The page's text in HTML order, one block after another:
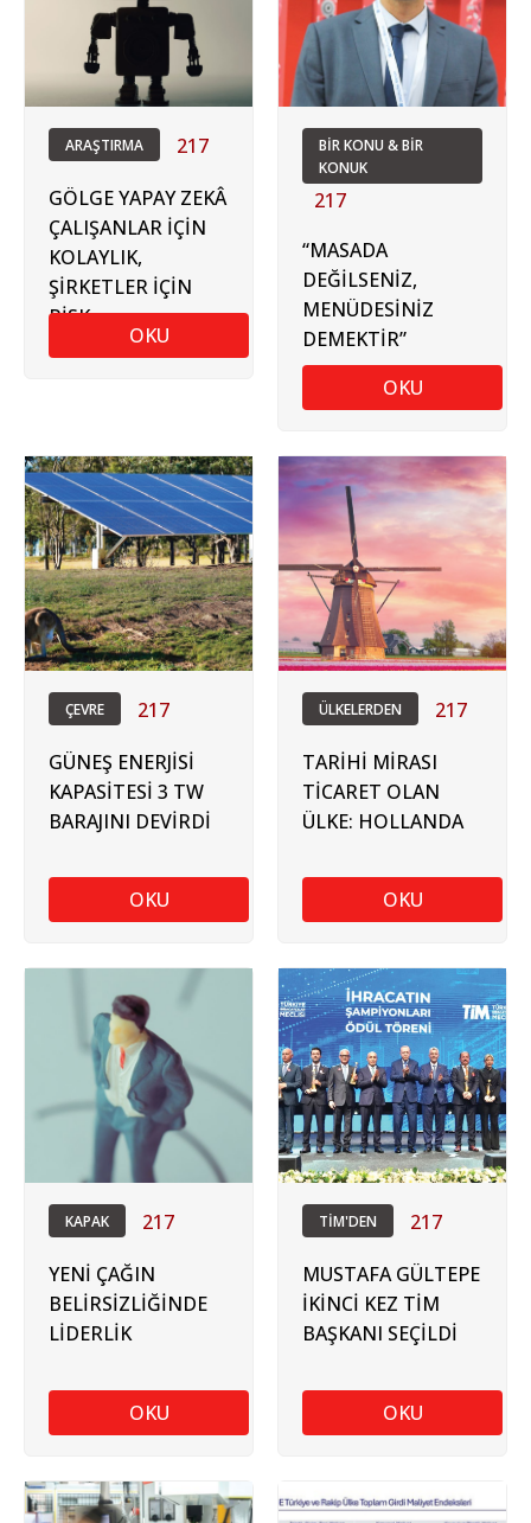
ARAŞTIRMA 217
GÖLGE YAPAY ZEKÂ
ÇALIŞANLAR İÇİN
KOLAYLIK,
ŞİRKETLER İÇİN
RİSK
OKU
BİR KONU & BİR
KONUK
217
“MASADA
DEĞİLSENİZ,
MENÜDESİNİZ
DEMEKTİR”
OKU
ÇEVRE 217
GÜNEŞ ENERJİSİ
KAPASİTESİ 3 TW
BARAJINI DEVİRDİ
OKU
ÜLKELERDEN 217
TARİHİ MİRASI
TİCARET OLAN
ÜLKE: HOLLANDA
OKU
KAPAK 217
YENİ ÇAĞIN
BELİRSİZLİĞİNDE
LİDERLİK
OKU
TİM'DEN 217
MUSTAFA GÜLTEPE
İKİNCİ KEZ TİM
BAŞKANI SEÇİLDİ
OKU